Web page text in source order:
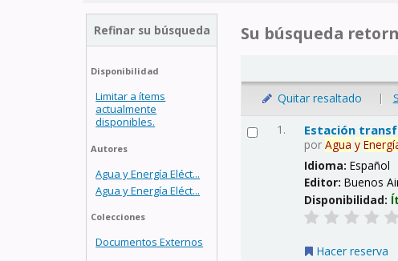
Refinar su búsqueda
Disponibilidad
Limitar a ítems
actualmente
disponibles.
Autores
Agua y Energía Eléct...
Agua y Energía Eléct...
Colecciones
Documentos Externos
Su búsqueda
Quitar resaltado |
1. Estación
porAgua y
Idioma:Español
Editor:Buenos
Disponibilidad:
Hacer reserva